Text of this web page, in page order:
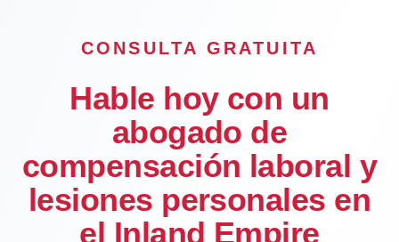
CONSULTA GRATUITA
Hable hoy con un
abogado de
compensación laboral y
lesiones personales en
el Inland Empire